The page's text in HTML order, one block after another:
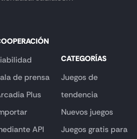
de prensa
Plus
API
CATEGORÍAS
Juegos de
tendencia
Nuevos juegos
Juegos gratis para